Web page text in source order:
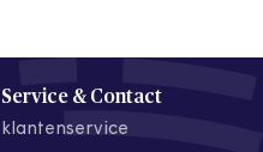
Service & Contact
klantenservice